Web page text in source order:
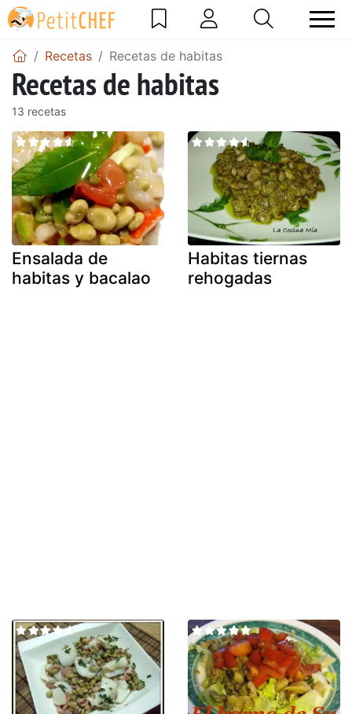
Recetas Recetas de habitas
Recetas de habitas
13 recetas
Ensalada de
habitas y bacalao
Habitas tiernas
rehogadas